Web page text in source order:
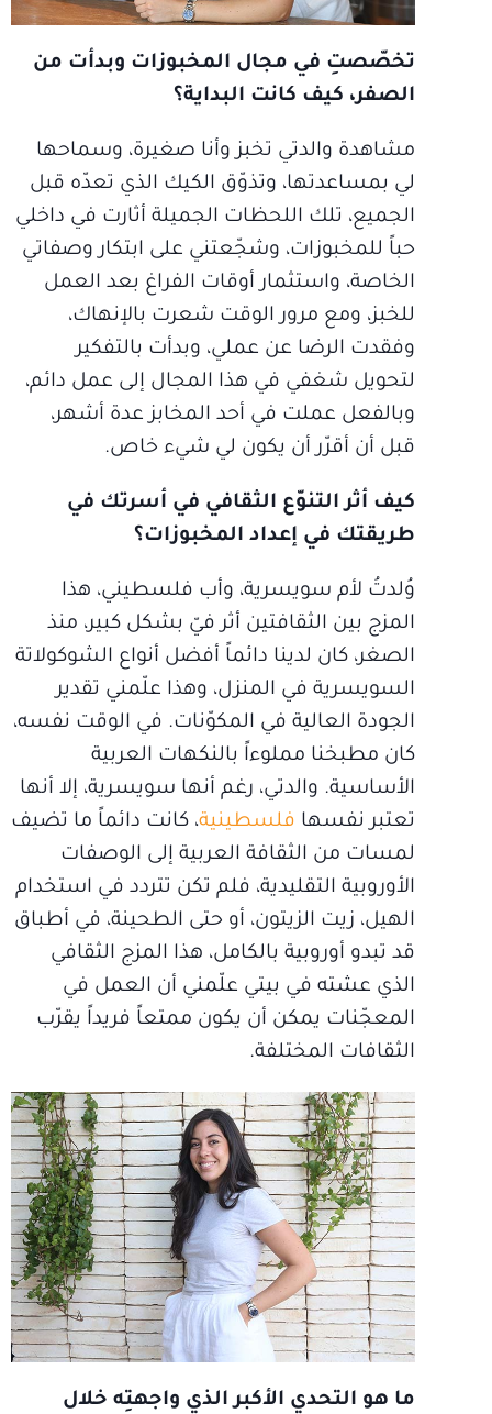
تخصّصتِ في مجال المخبوزات وبدأت من
الصفر، كيف كانت البداية؟
مشاهدة والدتي تخبز وأنا صغيرة، وسماحها
لي بمساعدتها، وتذوّق الكيك الذي تعدّه قبل
الجميع، تلك اللحظات الجميلة أثارت في داخلي
حباً للمخبوزات، وشجّعتني على ابتكار وصفاتي
الخاصة، واستثمار أوقات الفراغ بعد العمل
للخبز، ومع مرور الوقت شعرت بالإنهاك،
وفقدت الرضا عن عملي، وبدأت بالتفكير
لتحويل شغفي في هذا المجال إلى عمل دائم،
وبالفعل عملت في أحد المخابز عدة أشهر،
قبل أن أقرّر أن يكون لي شيء خاص.
كيف أثر التنوّع الثقافي في أسرتك في
طريقتك في إعداد المخبوزات؟
وُلدتُ لأم سويسرية، وأب فلسطيني، هذا
المزج بين الثقافتين أثر فيّ بشكل كبير، منذ
الصغر، كان لدينا دائماً أفضل أنواع الشوكولاتة
السويسرية في المنزل، وهذا علّمني تقدير
الجودة العالية في المكوّنات. في الوقت نفسه،
كان مطبخنا مملوءاً بالنكهات العربية
الأساسية. والدتي، رغم أنها سويسرية، إلا أنها
تعتبر نفسها فلسطينية، كانت دائماً ما تضيف
لمسات من الثقافة العربية إلى الوصفات
الأوروبية التقليدية، فلم تكن تتردد في استخدام
الهيل، زيت الزيتون، أو حتى الطحينة، في أطباق
قد تبدو أوروبية بالكامل، هذا المزج الثقافي
الذي عشته في بيتي علّمني أن العمل في
المعجّنات يمكن أن يكون ممتعاً فريداً يقرّب
الثقافات المختلفة.
ما هو التحدي الأكبر الذي واجهتِه خلال